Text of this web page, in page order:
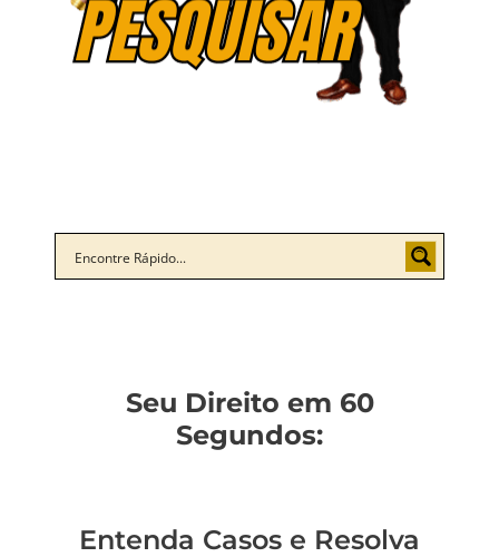
Seu Direito em 60
Segundos:
Entenda Casos e Resolva